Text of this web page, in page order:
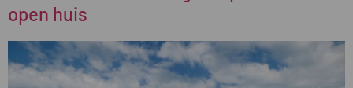
open huis